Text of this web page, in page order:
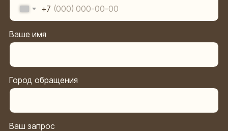
+7
Ваше имя
Город обращения
Ваш запрос